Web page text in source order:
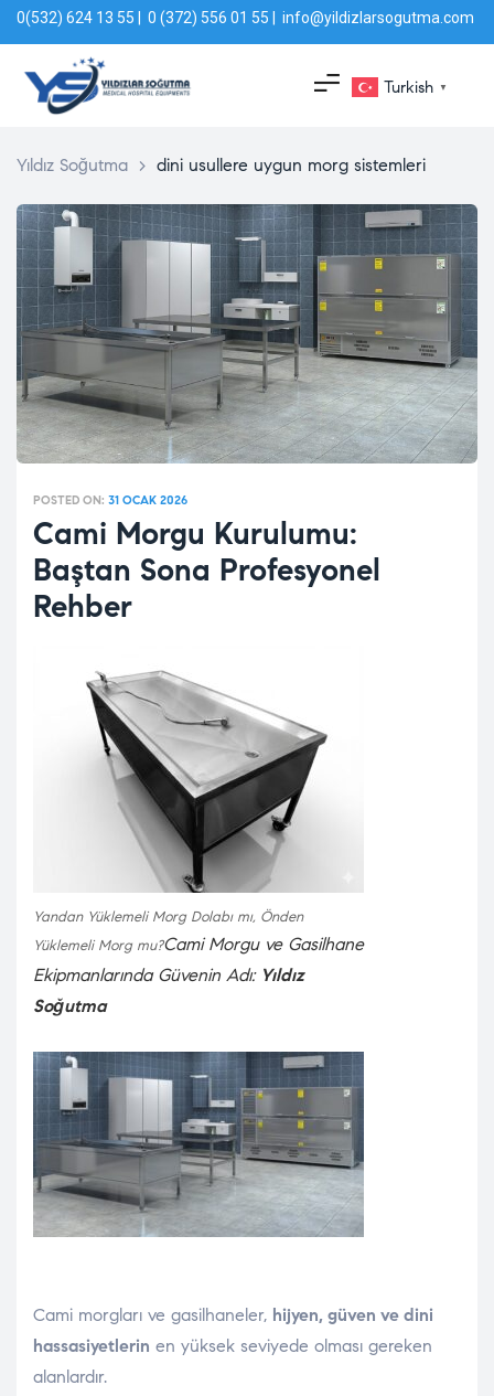
0(532) 624 13 55 | 0 (372) 556 01 55 | info@yildizlarsogutma.com
Turkish ▼
Yıldız Soğutma > dini usullere uygun morg sistemleri
POSTED ON: 31 OCAK 2026
Cami Morgu Kurulumu:
Baştan Sona Profesyonel
Rehber
Yandan Yüklemeli Morg Dolabı mı, Önden
Yüklemeli Morg mu?Cami Morgu ve Gasilhane
Ekipmanlarında Güvenin Adı: Yıldız
Soğutma
Cami morgları ve gasilhaneler, hijyen, güven ve dini
hassasiyetlerin en yüksek seviyede olması gereken
alanlardır.